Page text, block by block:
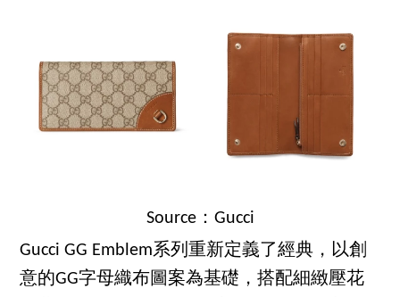
Source：Gucci
Gucci GG Emblem系列重新定義了經典，以創
意的GG字母織布圖案為基礎，搭配細緻壓花